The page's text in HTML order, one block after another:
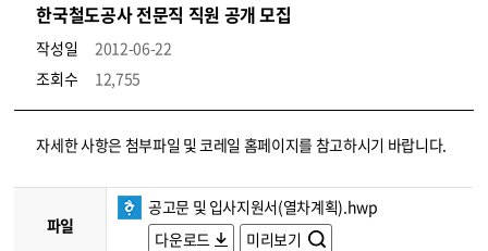
한국철도공사 전문직 직원 공개 모집
작성일
2012-06-22
조회수
12,755
코레일소개_경영공시_채용공고 상세보기 – 내용, 파일, 담당자 연락처로 구성
자세한 사항은 첨부파일 및 코레일 홈페이지를 참고하시기 바랍니다.
파일
공고문 및 입사지원서(열차계획).hwp
다운로드
미리보기